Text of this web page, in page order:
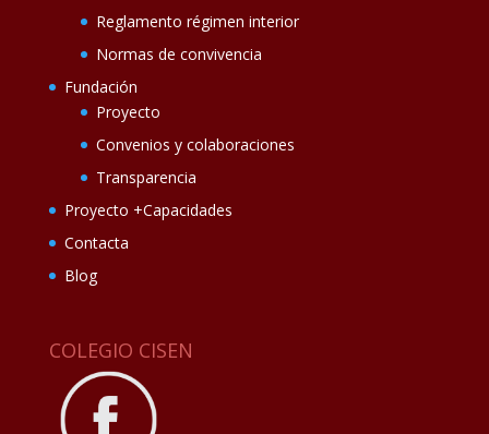
Reglamento régimen interior
Normas de convivencia
Fundación
Proyecto
Convenios y colaboraciones
Transparencia
Proyecto +Capacidades
Contacta
Blog
COLEGIO CISEN